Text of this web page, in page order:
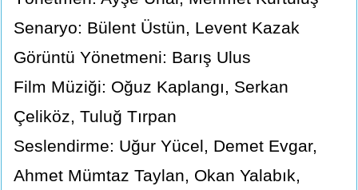
Senaryo: Bülent Üstün, Levent Kazak
Görüntü Yönetmeni: Barış Ulus
Film Müziği: Oğuz Kaplangı, Serkan
Çeliköz, Tuluğ Tırpan
Seslendirme: Uğur Yücel, Demet Evgar,
Ahmet Mümtaz Taylan, Okan Yalabık,